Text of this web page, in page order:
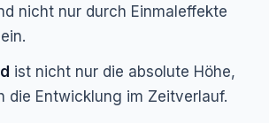
nicht nur durch Einmaleffekte
ist nicht nur die absolute Höhe,
die Entwicklung im Zeitverlauf.